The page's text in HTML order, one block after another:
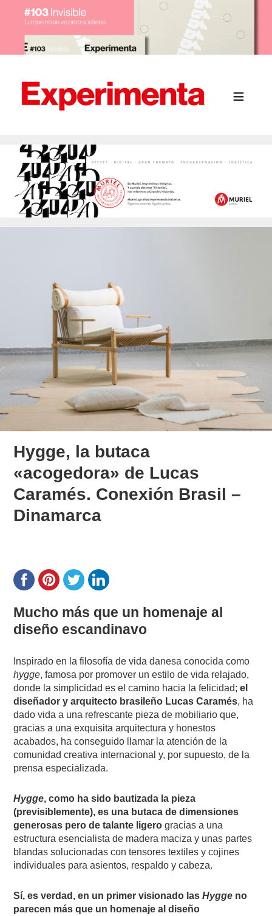
Hygge, la butaca
«acogedora» de Lucas
Caramés. Conexión Brasil –
Dinamarca
Mucho más que un homenaje al
diseño escandinavo
Inspirado en la filosofía de vida danesa conocida como
hygge, famosa por promover un estilo de vida relajado,
donde la simplicidad es el camino hacia la felicidad;el
diseñador y arquitecto brasileño Lucas Caramés, ha
dado vida a una refrescante pieza de mobiliario que,
gracias a una exquisita arquitectura y honestos
acabados, ha conseguido llamar la atención de la
comunidad creativa internacional y, por supuesto, de la
prensa especializada.
Hygge, como ha sido bautizada la pieza
(previsiblemente), es una butaca de dimensiones
generosas pero de talante ligero gracias a una
estructura esencialista de madera maciza y unas partes
blandas solucionadas con tensores textiles y cojines
individuales para asientos, respaldo y cabeza.
Sí, es verdad, en un primer visionado lasHygge no
parecen más que un homenaje al diseño